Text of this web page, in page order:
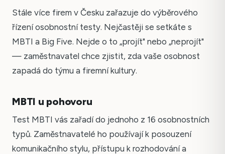
Stále více firem v Česku zařazuje do výběrového
řízení osobnostní testy. Nejčastěji se setkáte s
MBTI a Big Five. Nejde o to „projít" nebo „neprojít"
— zaměstnavatel chce zjistit, zda vaše osobnost
zapadá do týmu a firemní kultury.
MBTI u pohovoru
Test MBTI vás zařadí do jednoho z 16 osobnostních
typů. Zaměstnavatelé ho používají k posouzení
komunikačního stylu, přístupu k rozhodování a